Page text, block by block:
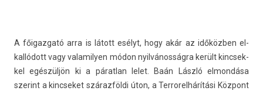
A főigaz­gató arra is látott esélyt, hogy akár az időközben el­
kallódott vagy valamily­en módon nyilvánosságra került kincsek­
kel egészüljön ki a párat­lan lelet. Baán László el­mondása
szerint a kincseket szárazföldi úton, a Ter­rorel­hárítási Központ